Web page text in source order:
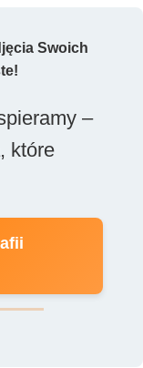
Swoich
–
które